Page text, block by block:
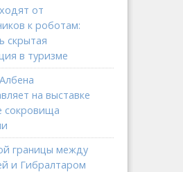
от
к роботам:
скрытая
в туризме
на выставке
сокровища
границы между
и Гибралтаром